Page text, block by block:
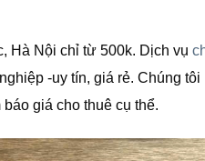
Hà Nội chỉ từ 500k. Dịch vụ
-uy tín, giá rẻ. Chúng
giá cho thuê cụ thể.